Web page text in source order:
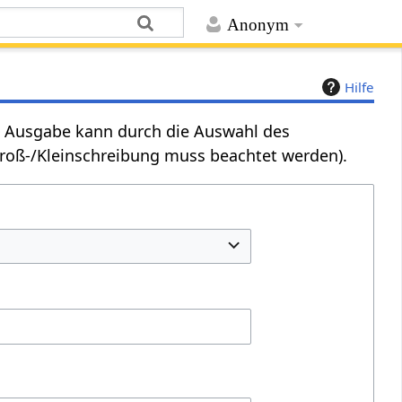
Anonym
Hilfe
kann durch die Auswahl des
Kleinschreibung muss beachtet werden).